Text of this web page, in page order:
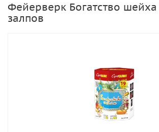
Фейерверк Богатство шейха
залпов